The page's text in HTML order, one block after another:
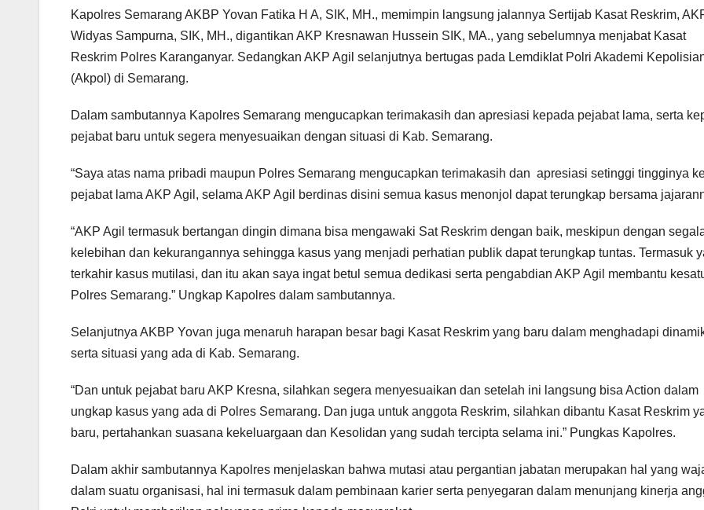
Kapolres Semarang AKBP Yovan Fatika H A, SIK, MH., memimpin langsung jalannya Sertijab Kasat Reskrim,
Widyas Sampurna, SIK, MH., digantikan AKP Kresnawan Hussein SIK, MA., yang sebelumnya menjabat Kasat
Reskrim Polres Karanganyar. Sedangkan AKP Agil selanjutnya bertugas pada Lemdiklat Polri Akademi
(Akpol) di Semarang.
Dalam sambutannya Kapolres Semarang mengucapkan terimakasih dan apresiasi kepada pejabat lama, serta
pejabat baru untuk segera menyesuaikan dengan situasi di Kab. Semarang.
“Saya atas nama pribadi maupun Polres Semarang mengucapkan terimakasih dan apresiasi setinggi tingginya
pejabat lama AKP Agil, selama AKP Agil berdinas disini semua kasus menonjol dapat terungkap bersama
“AKP Agil termasuk bertangan dingin dimana bisa mengawaki Sat Reskrim dengan baik, meskipun dengan
kelebihan dan kekurangannya sehingga kasus yang menjadi perhatian publik dapat terungkap tuntas. Termasuk
terkahir kasus mutilasi, dan itu akan saya ingat betul semua dedikasi serta pengabdian AKP Agil membantu
Polres Semarang.” Ungkap Kapolres dalam sambutannya.
Selanjutnya AKBP Yovan juga menaruh harapan besar bagi Kasat Reskrim yang baru dalam menghadapi
serta situasi yang ada di Kab. Semarang.
“Dan untuk pejabat baru AKP Kresna, silahkan segera menyesuaikan dan setelah ini langsung bisa Action dalam
ungkap kasus yang ada di Polres Semarang. Dan juga untuk anggota Reskrim, silahkan dibantu Kasat Reskrim
baru, pertahankan suasana kekeluargaan dan Kesolidan yang sudah tercipta selama ini.” Pungkas Kapolres.
Dalam akhir sambutannya Kapolres menjelaskan bahwa mutasi atau pergantian jabatan merupakan hal yang
dalam suatu organisasi, hal ini termasuk dalam pembinaan karier serta penyegaran dalam menunjang kinerja